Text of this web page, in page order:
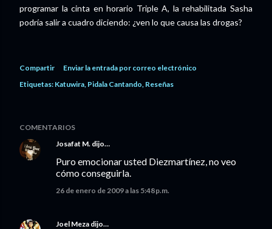
programar la cinta en horario Triple A, la rehabilitada Sasha
podría salir a cuadro diciendo: ¿ven lo que causa las drogas?
Compartir
Enviar la entrada por correo electrónico
Etiquetas: Katuwira Pidala Cantando Reseñas
COMENTARIOS
Josafat M. dijo…
Puro emocionar usted Diezmartínez, no veo
cómo conseguirla.
26 de enero de 2009 a las 5:48 p.m.
Joel Meza dijo…